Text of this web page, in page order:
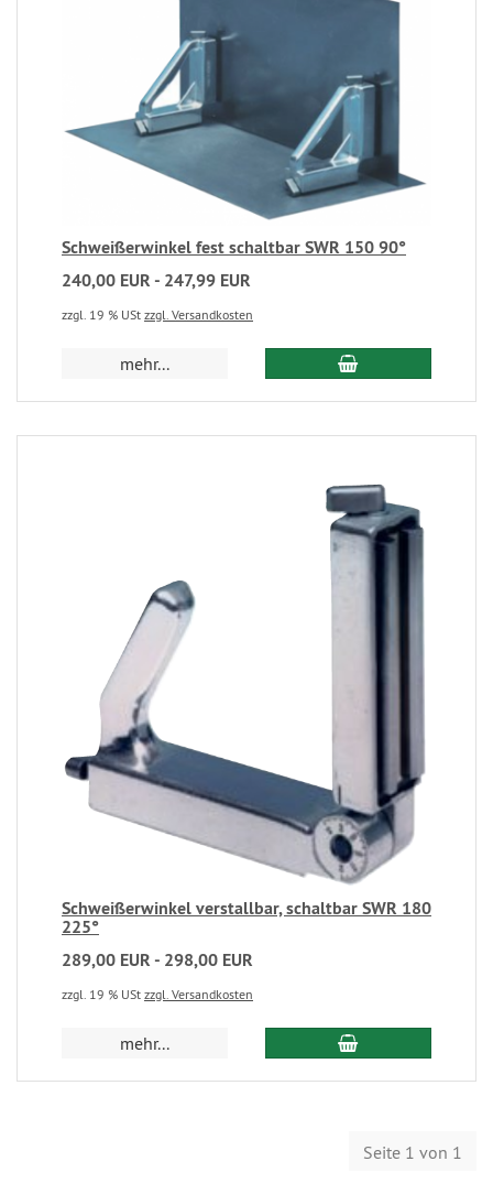
Schweißerwinkel fest schaltbar SWR 150 90°
240,00 EUR - 247,99 EUR
zzgl. 19 % USt zzgl. Versandkosten
mehr...
Schweißer­winkel verstallbar, schaltbar SWR 180
225°
289,00 EUR - 298,00 EUR
zzgl. 19 % USt zzgl. Versandkosten
mehr...
Seite 1 von 1